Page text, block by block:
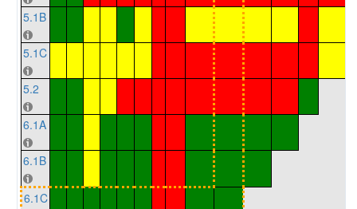
5.1B
5.1C
5.2
6.1A
6.1B
6.1C